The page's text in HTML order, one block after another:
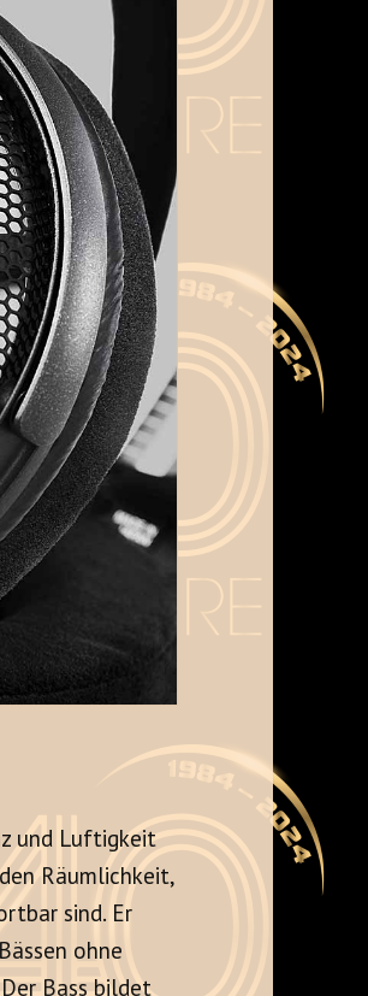
und Luftigkeit
Räumlichkeit,
sind. Er
ohne
Bass bildet